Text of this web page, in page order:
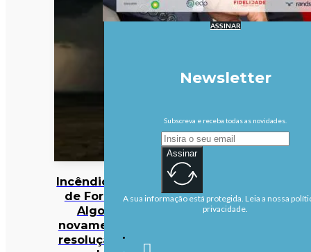
Incêndios: Fogo
de Fornos de
Algodres
novamente em
resolução após
ASSINAR
Newsletter
Subscreva e receba todas as novidades.
Assinar
A sua informação está protegida. Leia a nossa
privacidade.